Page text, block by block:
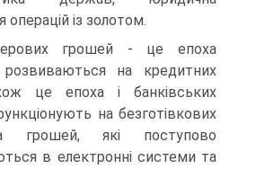
операцій із золотом.
грошей - це епоха
на кредитних
це епоха і банківських
на безготівкових
грошей, які поступово
в електронні системи та